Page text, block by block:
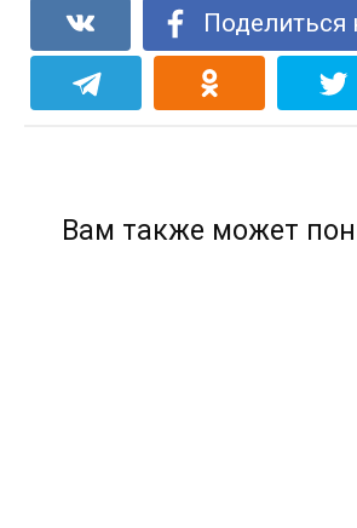
Поделиться
Вам также может